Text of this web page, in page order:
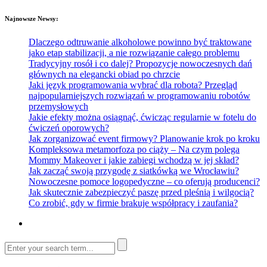
Najnowsze Newsy:
Dlaczego odtruwanie alkoholowe powinno być traktowane
jako etap stabilizacji, a nie rozwiązanie całego problemu
Tradycyjny rosół i co dalej? Propozycje nowoczesnych dań
głównych na elegancki obiad po chrzcie
Jaki język programowania wybrać dla robota? Przegląd
najpopularniejszych rozwiązań w programowaniu robotów
przemysłowych
Jakie efekty można osiągnąć, ćwicząc regularnie w fotelu do
ćwiczeń oporowych?
Jak zorganizować event firmowy? Planowanie krok po kroku
Kompleksowa metamorfoza po ciąży – Na czym polega
Mommy Makeover i jakie zabiegi wchodzą w jej skład?
Jak zacząć swoją przygodę z siatkówką we Wrocławiu?
Nowoczesne pomoce logopedyczne – co oferują producenci?
Jak skutecznie zabezpieczyć paszę przed pleśnią i wilgocią?
Co zrobić, gdy w firmie brakuje współpracy i zaufania?